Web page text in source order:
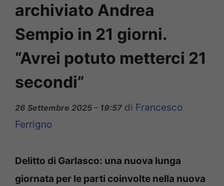
archiviato Andrea
Sempio in 21 giorni.
“Avrei potuto metterci 21
secondi”
26 Settembre 2025 - 19:57 di Francesco
Ferrigno
Delitto di Garlasco: una nuova lunga
giornata per le parti coinvolte nella nuova